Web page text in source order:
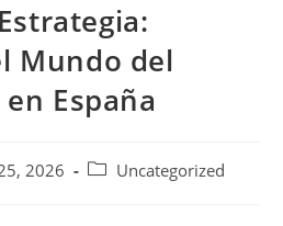
Mundo del
España
2026 Uncategorized